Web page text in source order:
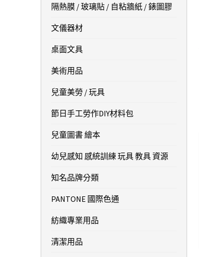
隔熱膜 / 玻璃貼 / 自粘牆紙 / 錶圖膠
文儀器材
桌面文具
美術用品
兒童美勞 / 玩具
節日手工勞作DIY材料包
兒童圖書 繪本
幼兒感知 感統訓練 玩具 教具 資源
知名品牌分類
PANTONE 國際色通
紡織專業用品
清潔用品